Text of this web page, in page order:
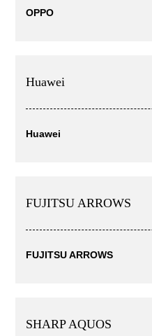
OPPO
Huawei
Huawei
FUJITSU ARROWS
FUJITSU ARROWS
SHARP AQUOS